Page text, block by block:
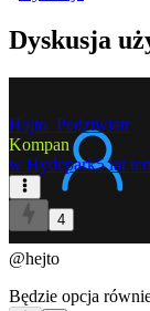
Dyskusja
Hajto_Pedziwiatr
Kompan
w Hydepark5 lat
4
@hejto
Będzie opcja